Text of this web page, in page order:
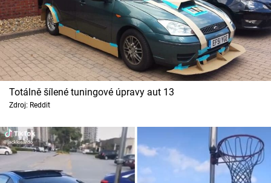
Totálně šílené tuningové úpravy aut 13
Zdroj: Reddit